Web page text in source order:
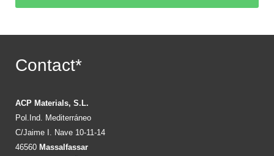
Contact*
ACP Materials, S.L.
Pol.Ind. Mediterráneo
C/Jaime I. Nave 10-11-14
46560 Massalfassar